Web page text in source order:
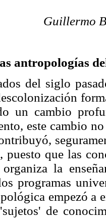
Guillermo
antropologías
del siglo
un cambio
este cambio
puesto que las
la
programas
empezó a
de